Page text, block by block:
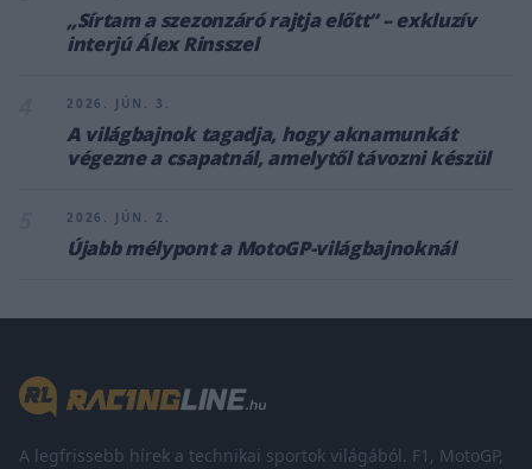
„Sírtam a szezonzáró rajtja előtt” – exkluzív
interjú Álex Rinsszel
2026. JÚN. 3.
A világbajnok tagadja, hogy aknamunkát
végezne a csapatnál, amelytől távozni készül
2026. JÚN. 2.
Újabb mélypont a MotoGP-világbajnoknál
A legfrissebb hírek a technikai sportok világából. F1, MotoGP,